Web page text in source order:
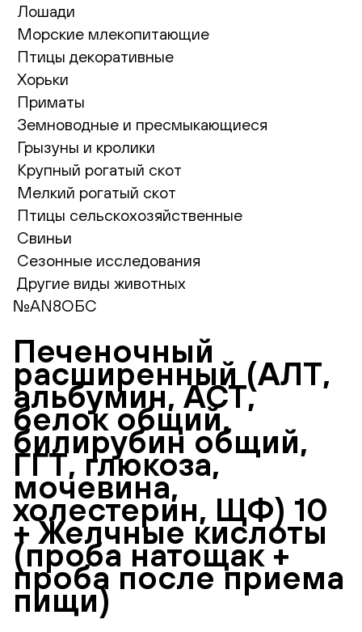
Лошади
Морские млекопитающие
Птицы декоративные
Хорьки
Приматы
Земноводные и пресмыкающиеся
Грызуны и кролики
Крупный рогатый скот
Мелкий рогатый скот
Птицы сельскохозяйственные
Свиньи
Сезонные исследования
Другие виды животных
№AN8ОБС
Печеночный
расширенный (АЛТ,
альбумин, АСТ,
белок общий,
билирубин общий,
ГГТ, глюкоза,
мочевина,
холестерин, ЩФ) 10
+ Желчные кислоты
(проба натощак +
проба после приема
пищи)